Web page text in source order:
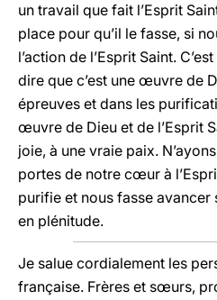
un travail que fait l’Esprit
place pour qu’il le fasse, si
l’action de l’Esprit Saint.
dire que c’est une œuvre de
épreuves et dans les
œuvre de Dieu et de l’Esprit
joie, à une vraie paix.
portes de notre cœur à
purifie et nous fasse avancer
en plénitude.
Je salue cordialement les
française. Frères et sœurs,